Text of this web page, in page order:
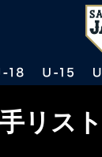
リスト